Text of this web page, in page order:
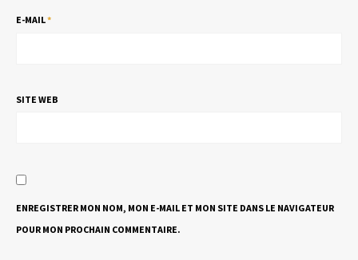
E-MAIL*
SITE WEB
ENREGISTRER MON NOM, MON E-MAIL ET MON SITE DANS LE NAVIGATEUR
POUR MON PROCHAIN COMMENTAIRE.